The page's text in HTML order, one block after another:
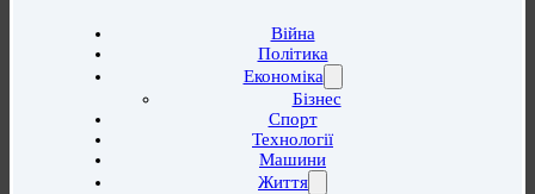
Війна
Політика
Економіка
Бізнес
Спорт
Технології
Машини
Життя